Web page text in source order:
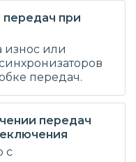
при
износ или
передач.
передач
с